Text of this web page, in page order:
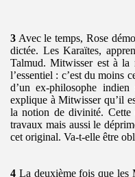
3 Avec le temps, Rose
dictée. Les Karaïtes,
Talmud. Mitwisser est à la
l’essentiel : c’est du moins
d’un ex-philosophe
explique à Mitwisser qu’il
la notion de divinité. Cette
travaux mais aussi le
cet original. Va-t-elle être
4 La deuxième fois que les